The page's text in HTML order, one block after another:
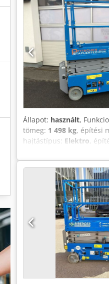
eszközöket és
hozzáférhető a
Állapot: használt,
tömeg: 1 498 kg, építési
hajtástípus: Elektro,
állapot: Új Első gumi
Akkumulátor kapacitás:
Aozrcm Ujprjrf